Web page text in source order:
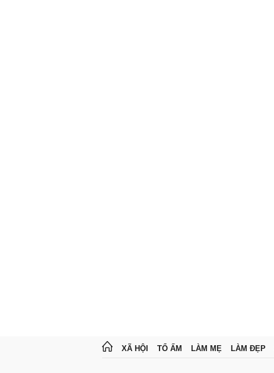
XÃ HỘI TỔ ẤM LÀM MẸ LÀM ĐẸP